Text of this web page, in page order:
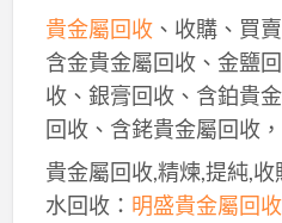
貴金屬回收、收購、買
含金貴金屬回收、金鹽
收、銀膏回收、含鉑貴
回收、含銠貴金屬回收
貴金屬回收,精煉,提純,
水回收： 明盛貴金屬回收